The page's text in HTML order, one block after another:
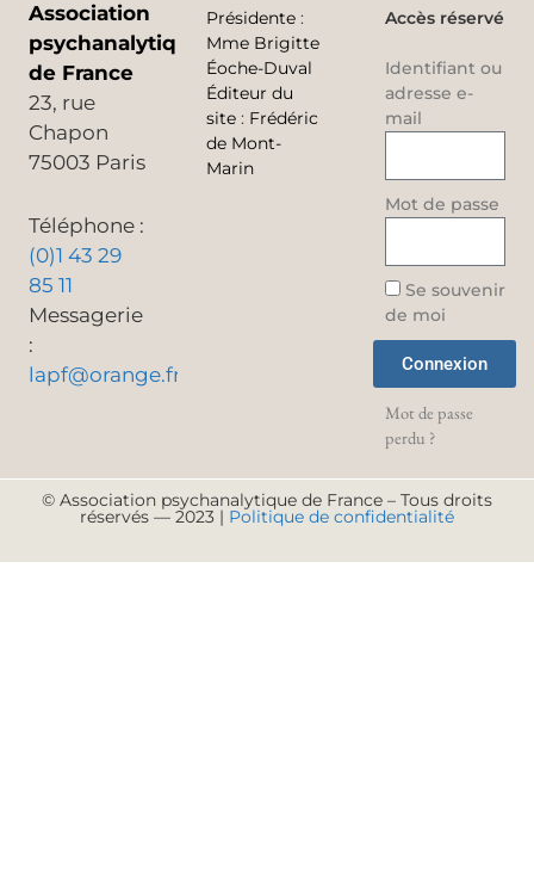
Association
psychanalytique
de France
23, rue
Chapon
75003 Paris
Téléphone :
(0)1 43 29
85 11
Messagerie
:
lapf@orange.fr
Présidente :
Mme Brigitte
Éoche-Duval
Éditeur du
site : Frédéric
de Mont-
Marin
Accès réservé
Identifiant ou
adresse e-
mail
Mot de passe
Se souvenir
de moi
Connexion
Mot de passe
perdu ?
© Association psychanalytique de France – Tous droits
réservés — 2023 | Politique de confidentialité